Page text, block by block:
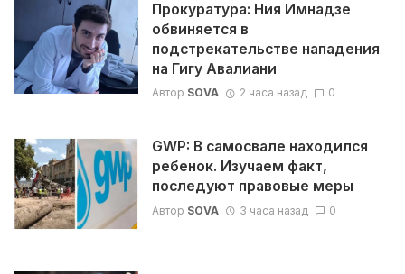
Прокуратура: Ния Имнадзе
обвиняется в
подстрекательстве нападения
на Гигу Авалиани
Автор SOVA 2 часа назад 0
GWP: В самосвале находился
ребенок. Изучаем факт,
последуют правовые меры
Автор SOVA 3 часа назад 0